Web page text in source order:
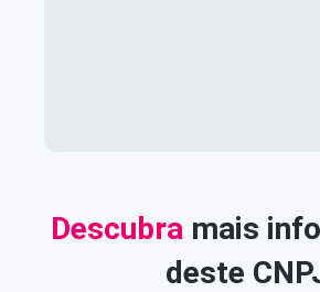
Descubra mais
deste